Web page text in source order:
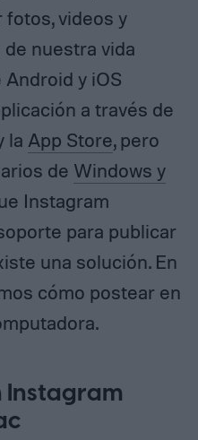
videos y
nuestra vida
y iOS
a través de
la App Store, pero
de Windows y
Instagram
para publicar
una solución. En
cómo postear en
Instagram